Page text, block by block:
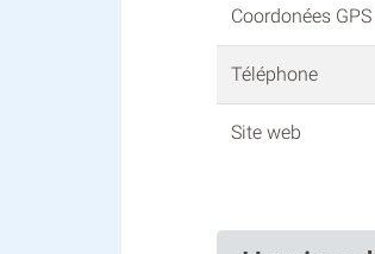
Coordonées
Téléphone
Site web